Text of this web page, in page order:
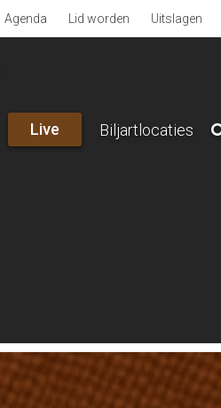
Agenda Lid worden Uitslagen
Live Biljartlocaties